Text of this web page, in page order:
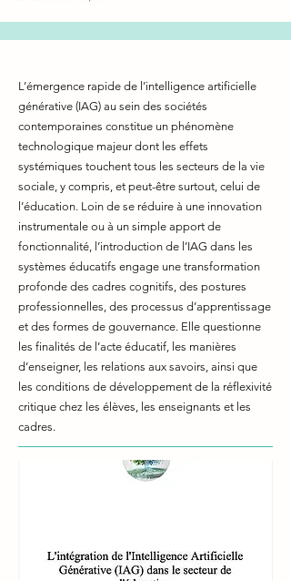
L’émergence rapide de l’intelligence artificielle
générative (IAG) au sein des sociétés
contemporaines constitue un phénomène
technologique majeur dont les effets
systémiques touchent tous les secteurs de la vie
sociale, y compris, et peut-être surtout, celui de
l’éducation. Loin de se réduire à une innovation
instrumentale ou à un simple apport de
fonctionnalité, l’introduction de l’IAG dans les
systèmes éducatifs engage une transformation
profonde des cadres cognitifs, des postures
professionnelles, des processus d’apprentissage
et des formes de gouvernance. Elle questionne
les finalités de l’acte éducatif, les manières
d’enseigner, les relations aux savoirs, ainsi que
les conditions de développement de la réflexivité
critique chez les élèves, les enseignants et les
cadres.